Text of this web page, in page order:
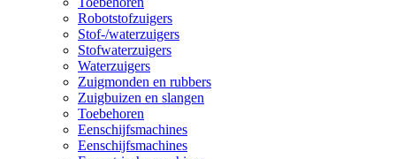
Robotstofzuigers
Stof-/waterzuigers
Stofwaterzuigers
Waterzuigers
Zuigmonden en rubbers
Zuigbuizen en slangen
Toebehoren
Eenschijfsmachines
Eenschijfsmachines